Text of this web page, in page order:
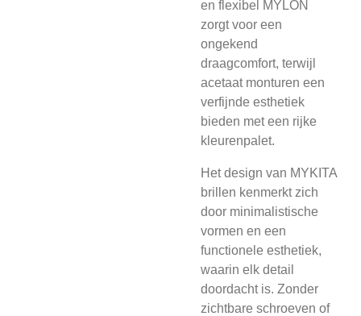
en flexibel MYLON
zorgt voor een
ongekend
draagcomfort, terwijl
acetaat monturen een
verfijnde esthetiek
bieden met een rijke
kleurenpalet.
Het design van MYKITA
brillen kenmerkt zich
door minimalistische
vormen en een
functionele esthetiek,
waarin elk detail
doordacht is. Zonder
zichtbare schroeven of